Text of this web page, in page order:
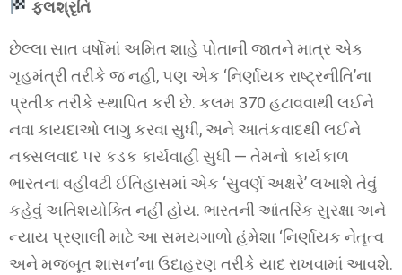
ફલશ્રૃતિ
છેલ્લા સાત વર્ષોમાં અમિત શાહે પોતાની જાતને માત્ર એક
ગૃહમંત્રી તરીકે જ નહીં, પણ એક ‘નિર્ણાયક રાષ્ટ્રનીતિ’ના
પ્રતીક તરીકે સ્થાપિત કરી છે. કલમ 370 હટાવવાથી લઈને
નવા કાયદાઓ લાગુ કરવા સુધી, અને આતંકવાદથી લઈને
નક્સલવાદ પર કડક કાર્યવાહી સુધી — તેમનો કાર્યકાળ
ભારતના વહીવટી ઈતિહાસમાં એક ‘સુવર્ણ અક્ષરે’ લખાશે તેવું
કહેવું અતિશયોક્તિ નહીં હોય. ભારતની આંતરિક સુરક્ષા અને
ન્યાય પ્રણાલી માટે આ સમયગાળો હંમેશા ‘નિર્ણાયક નેતૃત્વ
અને મજબૂત શાસન’ના ઉદાહરણ તરીકે યાદ રાખવામાં આવશે.